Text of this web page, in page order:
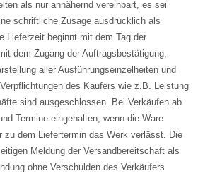
als nur annähernd vereinbart, es sei
schriftliche Zusage ausdrücklich als
Lieferzeit beginnt mit dem Tag der
dem Zugang der Auftragsbestätigung,
aller Ausführungseinzelheiten und
des Käufers wie z.B. Leistung
sind ausgeschlossen. Bei Verkäufen ab
Termine eingehalten, wenn die Ware
zu dem Liefertermin das Werk verlässt. Die
Meldung der Versandbereitschaft als
ohne Verschulden des Verkäufers